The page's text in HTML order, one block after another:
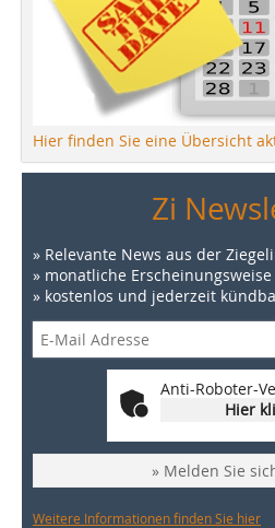
Hier finden Sie eine Übersicht
Zi
» Relevante News aus der
» monatliche Erscheinungsweise
» kostenlos und jederzeit
Anti-Roboter-
Hier
» Melden Sie
Weitere Informationen finden Sie hier